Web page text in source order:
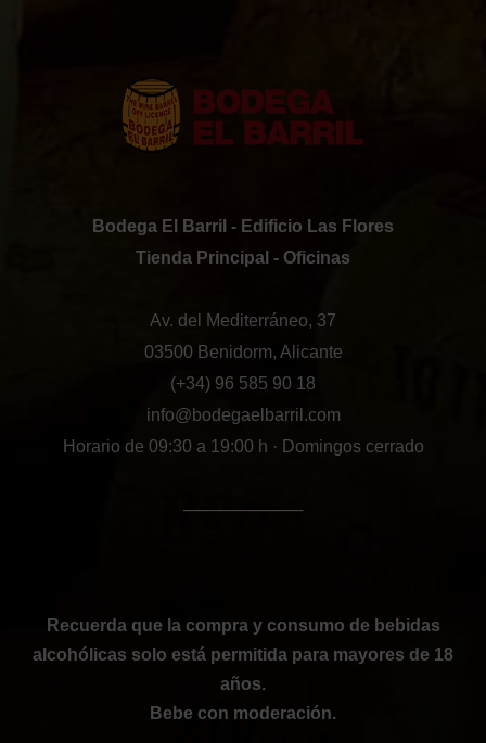
Bodega El Barril - Edificio Las Flores
Tienda Principal - Oficinas
Av. del Mediterráneo, 37
03500 Benidorm, Alicante
(+34) 96 585 90 18
info@bodegaelbarril.com
Horario de 09:30 a 19:00 h · Domingos cerrado
──────────
Recuerda que la compra y consumo de bebidas
alcohólicas solo está permitida para mayores de 18
años.
Bebe con moderación.